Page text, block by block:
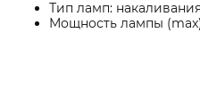
Тип ламп:
Мощность лампы